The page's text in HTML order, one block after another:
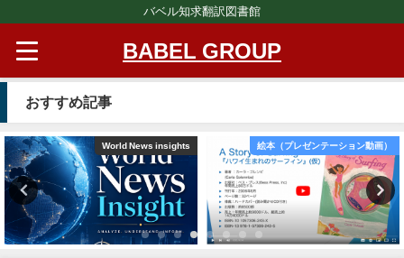
バベル知求翻訳図書館
BABEL GROUP
おすすめ記事
World News insights 絵本（プレゼンテーション動画）